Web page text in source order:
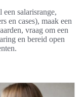
salarisrange,
en cases), maak een
vraag om een
en bereid open